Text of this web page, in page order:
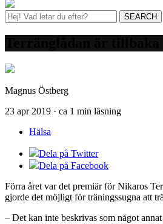
Magnus Östberg
23 apr 2019 · ca 1 min läsning
Hälsa
Dela på Twitter
Dela på Facebook
Förra året var det premiär för Nikaros
gjorde det möjligt för träningssugna att
– Det kan inte beskrivas som något